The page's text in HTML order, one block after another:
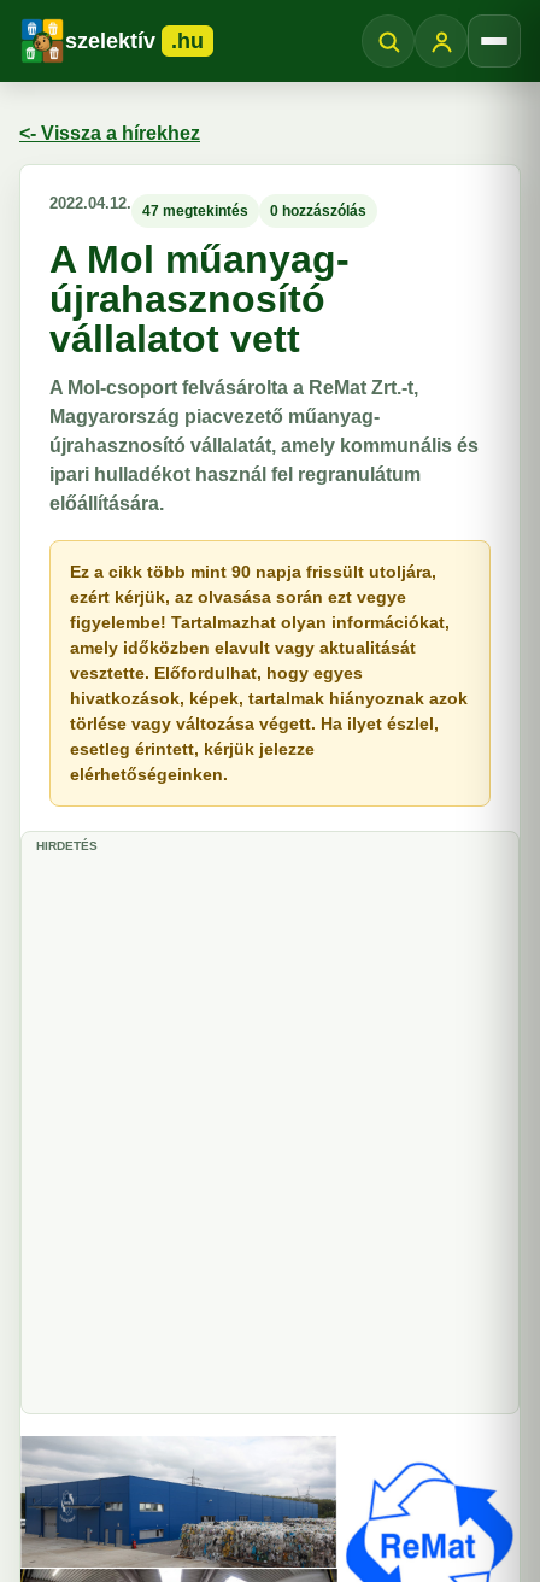
szelektív .hu
<- Vissza a hírekhez
2022.04.12. 47 megtekintés 0 hozzászólás
A Mol műanyag-
újrahasznosító
vállalatot vett
A Mol-csoport felvásárolta a ReMat Zrt.-t,
Magyarország piacvezető műanyag-
újrahasznosító vállalatát, amely kommunális és
ipari hulladékot használ fel regranulátum
előállítására.
Ez a cikk több mint 90 napja frissült utoljára,
ezért kérjük, az olvasása során ezt vegye
figyelembe! Tartalmazhat olyan információkat,
amely időközben elavult vagy aktualitását
vesztette. Előfordulhat, hogy egyes
hivatkozások, képek, tartalmak hiányoznak azok
törlése vagy változása végett. Ha ilyet észlel,
esetleg érintett, kérjük jelezze
elérhetőségeinken.
HIRDETÉS